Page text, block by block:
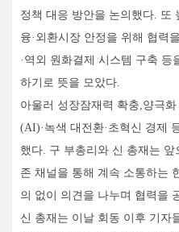
정책 대응 방안을 논의했다. 또
융·외환시장 안정을 위해 협력
·역외 원화결제 시스템 구축 등
하기로 뜻을 모았다.
아울러 성장잠재력 확충,양극
(AI)·녹색 대전환·초혁신 경제
했다. 구 부총리와 신 총재는 앞
존 채널을 통해 계속 소통하는
의 없이 의견을 나누며 협력을
신 총재는 이날 회동 이후 기자